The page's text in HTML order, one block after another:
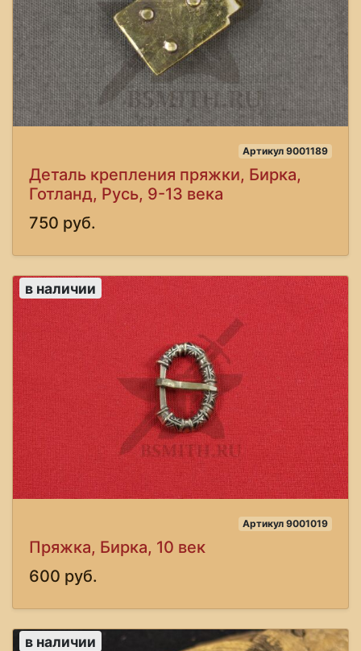
Артикул 9001189
Деталь крепления пряжки, Бирка,
Готланд, Русь, 9-13 века
750 руб.
в наличии
Артикул 9001019
Пряжка, Бирка, 10 век
600 руб.
в наличии